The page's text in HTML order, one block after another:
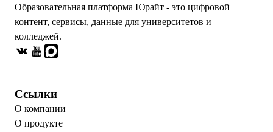
Образовательная платформа Юрайт - это цифровой
контент, сервисы, данные для университетов и
колледжей.
Ссылки
О компании
О продукте